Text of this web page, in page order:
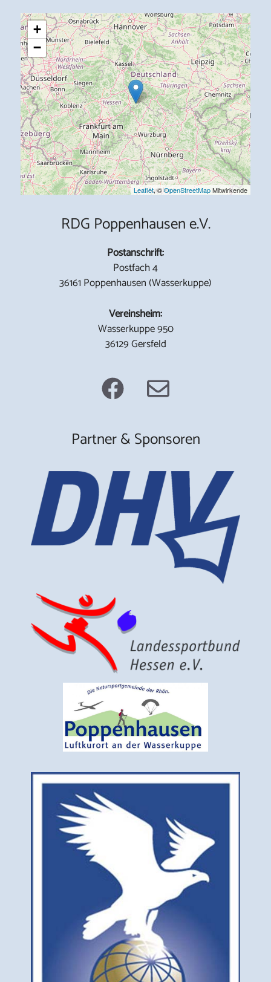
+
−
Leaflet, ©OpenStreetMapMitwirkende
RDG Poppenhausen e.V.
Postanschrift:
Postfach 4
36161 Poppenhausen (Wasserkuppe)
Vereinsheim:
Wasserkuppe 950
36129 Gersfeld
Partner & Sponsoren